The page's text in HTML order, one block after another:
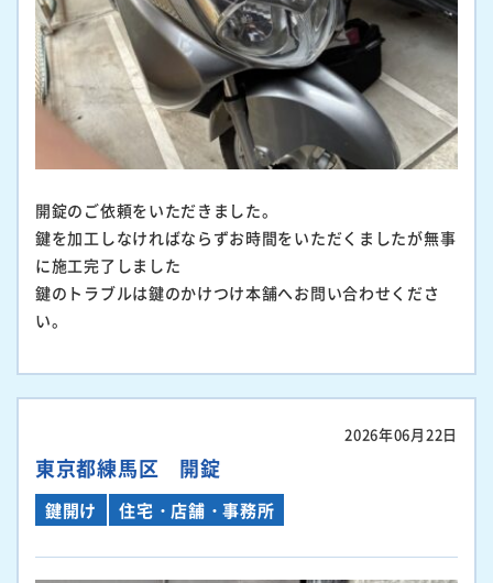
開錠のご依頼をいただきました。
鍵を加工しなければならずお時間をいただくましたが無事
に施工完了しました
鍵のトラブルは鍵のかけつけ本舗へお問い合わせくださ
い。
2026年06月22日
東京都練馬区 開錠
鍵開け 住宅・店舗・事務所